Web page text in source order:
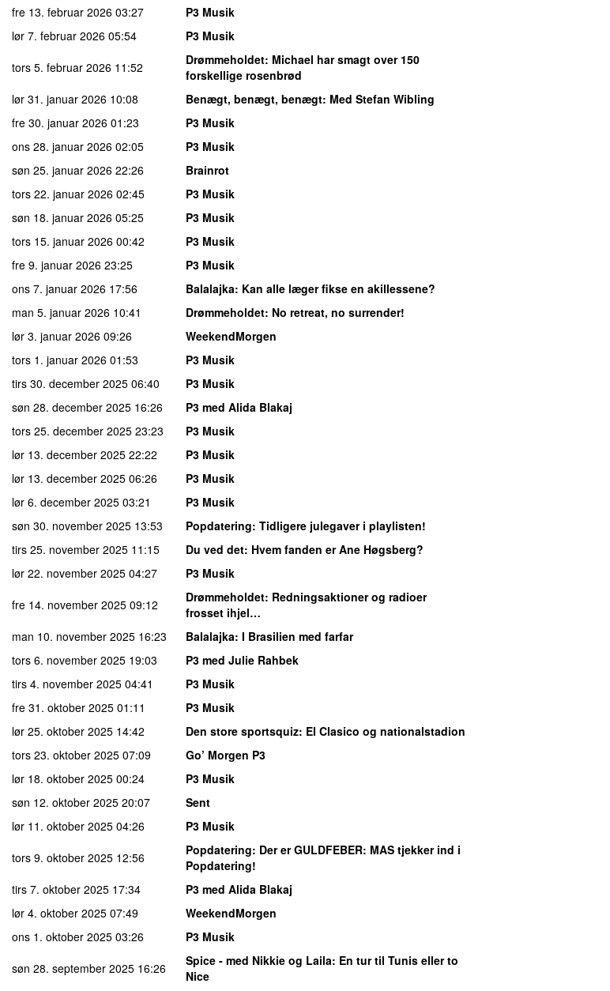
fre 13. februar 2026 03:27
P3 Musik
lør 7. februar 2026 05:54
P3 Musik
tors 5. februar 2026 11:52 Drømmeholdet: Michael har smagt over 150
forskellige rosenbrød
lør 31. januar 2026 10:08 Benægt, benægt, benægt: Med Stefan Wibling
fre 30. januar 2026 01:23
P3 Musik
ons 28. januar 2026 02:05
P3 Musik
søn 25. januar 2026 22:26
Brainrot
tors 22. januar 2026 02:45
P3 Musik
søn 18. januar 2026 05:25
P3 Musik
tors 15. januar 2026 00:42
P3 Musik
fre 9. januar 2026 23:25
P3 Musik
ons 7. januar 2026 17:56 Balalajka: Kan alle læger fikse en akillessene?
man 5. januar 2026 10:41 Drømmeholdet: No retreat, no surrender!
lør 3. januar 2026 09:26
WeekendMorgen
tors 1. januar 2026 01:53
P3 Musik
tirs 30. december 2025 06:40
P3 Musik
søn 28. december 2025 16:26
P3 med Alida Blakaj
tors 25. december 2025 23:23
P3 Musik
lør 13. december 2025 22:22
P3 Musik
lør 13. december 2025 06:26
P3 Musik
lør 6. december 2025 03:21
P3 Musik
søn 30. november 2025 13:53 Popdatering: Tidligere julegaver i playlisten!
tirs 25. november 2025 11:15 Du ved det: Hvem fanden er Ane Høgsberg?
lør 22. november 2025 04:27
P3 Musik
fre 14. november 2025 09:12 Drømmeholdet: Redningsaktioner og radioer
frosset ihjel…
man 10. november 2025 16:23 Balalajka: I Brasilien med farfar
tors 6. november 2025 19:03
P3 med Julie Rahbek
tirs 4. november 2025 04:41
P3 Musik
fre 31. oktober 2025 01:11
P3 Musik
lør 25. oktober 2025 14:42 Den store sportsquiz: El Clasico og nationalstadion
tors 23. oktober 2025 07:09
Go’ Morgen P3
lør 18. oktober 2025 00:24
P3 Musik
søn 12. oktober 2025 20:07
Sent
lør 11. oktober 2025 04:26
P3 Musik
tors 9. oktober 2025 12:56 Popdatering: Der er GULDFEBER: MAS tjekker ind i
Popdatering!
tirs 7. oktober 2025 17:34
P3 med Alida Blakaj
lør 4. oktober 2025 07:49
WeekendMorgen
ons 1. oktober 2025 03:26
P3 Musik
søn 28. september 2025 16:26 Spice - med Nikkie og Laila: En tur til Tunis eller to
Nice